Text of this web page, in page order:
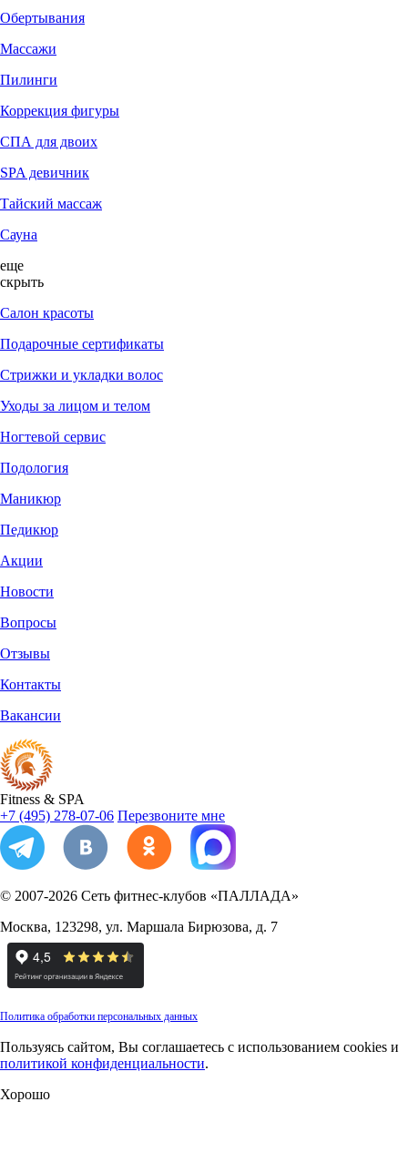
Обертывания
Массажи
Пилинги
Коррекция фигуры
СПА для двоих
SPA девичник
Тайский массаж
Сауна
еще
скрыть
Салон красоты
Подарочные сертификаты
Стрижки и укладки волос
Уходы за лицом и телом
Ногтевой сервис
Подология
Маникюр
Педикюр
Акции
Новости
Вопросы
Отзывы
Контакты
Вакансии
Fitness & SPA
+7 (495) 278-07-06 Перезвоните мне
© 2007-2026 Сеть фитнес-клубов «ПАЛЛАДА»
Москва, 123298, ул. Маршала Бирюзова, д. 7
Политика обработки персональных данных
Пользуясь сайтом, Вы соглашаетесь с использованием cookies и
политикой конфиденциальности.
Хорошо